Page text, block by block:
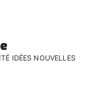
IDÉES NOUVELLES